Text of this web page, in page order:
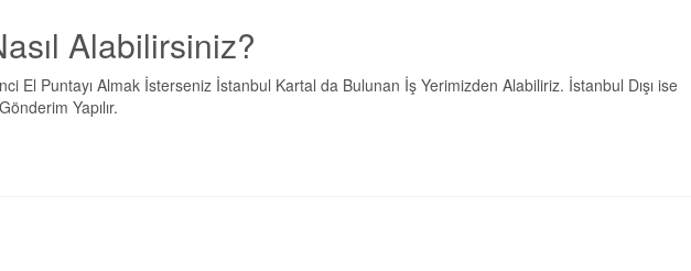
Alabilirsiniz?
El Puntayı Almak İsterseniz İstanbul Kartal da Bulunan İş Yerimizden Alabiliriz. İstanbul Dışı ise
Yapılır.